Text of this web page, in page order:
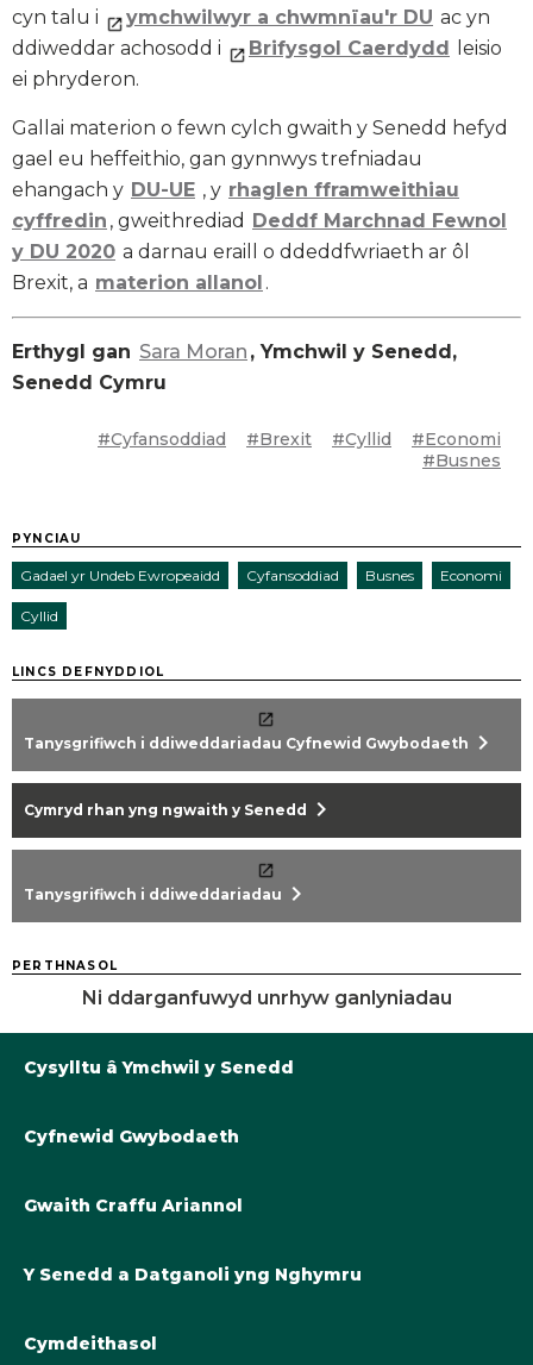
cyn talu i
ymchwilwyr a chwmnïau'r DU ac yn
ddiweddar achosodd i
Brifysgol Caerdydd
leisio
ei phryderon.
Gallai materion o fewn cylch gwaith y Senedd hefyd
gael eu heffeithio, gan gynnwys trefniadau
ehangach y DU-UE , y rhaglen fframweithiau
cyffredin , gweithrediad Deddf Marchnad Fewnol
y DU 2020 a darnau eraill o ddeddfwriaeth ar ôl
Brexit, a materion allanol .
Erthygl gan Sara Moran , Ymchwil y Senedd,
Senedd Cymru
#Cyfansoddiad #Brexit #Cyllid
#Economi
#Busnes
PYNCIAU
Gadael yr Undeb Ewropeaidd Cyfansoddiad Busnes Economi
Cyllid
LINCS DEFNYDDIOL
Tanysgrifiwch i ddiweddariadau Cyfnewid Gwybodaeth chevron_right
Cymryd rhan yng ngwaith y Senedd chevron_right
Tanysgrifiwch i ddiweddariadau chevron_right
PERTHNASOL
Ni ddarganfuwyd unrhyw ganlyniadau
Cysylltu â Ymchwil y Senedd
Llyfrgell@Senedd.Cymru
Cyfnewid Gwybodaeth
Y Cynllun Cymrodoriaeth Academaidd
Gwaith Craffu Ariannol
Datganoli cyllidol yng Nghymru
Y Senedd a Datganoli yng Nghymru
Cymdeithasol